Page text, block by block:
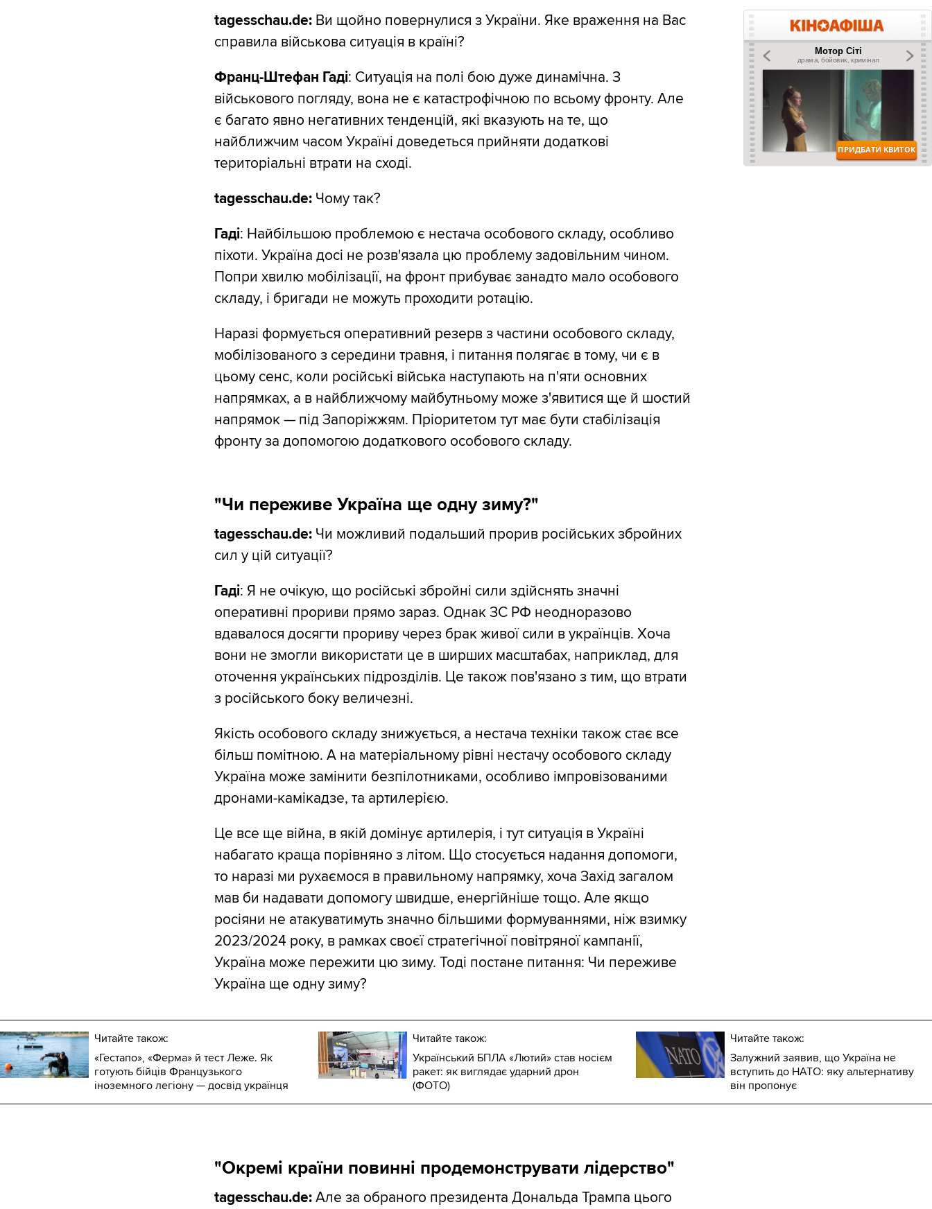
tagesschau.de:Ви щойно повернулися з України. Яке враження на Вас
справила військова ситуація в країні?
Франц-Штефан Гаді: Ситуація на полі бою дуже динамічна. З
військового погляду, вона не є катастрофічною по всьому фронту. Але
є багато явно негативних тенденцій, які вказують на те, що
найближчим часом Україні доведеться прийняти додаткові
територіальні втрати на сході.
tagesschau.de:Чому так?
Гаді: Найбільшою проблемою є нестача особового складу, особливо
піхоти. Україна досі не розв'язала цю проблему задовільним чином.
Попри хвилю мобілізації, на фронт прибуває занадто мало особового
складу, і бригади не можуть проходити ротацію.
Наразі формується оперативний резерв з частини особового складу,
мобілізованого з середини травня, і питання полягає в тому, чи є в
цьому сенс, коли російські війська наступають на п'яти основних
напрямках, а в найближчому майбутньому може з'явитися ще й шостий
напрямок — під Запоріжжям. Пріоритетом тут має бути стабілізація
фронту за допомогою додаткового особового складу.
"Чи переживе Україна ще одну зиму?"
tagesschau.de:Чи можливий подальший прорив російських збройних
сил у цій ситуації?
Гаді: Я не очікую, що російські збройні сили здійснять значні
оперативні прориви прямо зараз. Однак ЗС РФ неодноразово
вдавалося досягти прориву через брак живої сили в українців. Хоча
вони не змогли використати це в ширших масштабах, наприклад, для
оточення українських підрозділів. Це також пов'язано з тим, що втрати
з російського боку величезні.
Якість особового складу знижується, а нестача техніки також стає все
більш помітною. А на матеріальному рівні нестачу особового складу
Україна може замінити безпілотниками, особливо імпровізованими
дронами-камікадзе, та артилерією.
Це все ще війна, в якій домінує артилерія, і тут ситуація в Україні
набагато краща порівняно з літом. Що стосується надання допомоги,
то наразі ми рухаємося в правильному напрямку, хоча Захід загалом
мав би надавати допомогу швидше, енергійніше тощо. Але якщо
росіяни не атакуватимуть значно більшими формуваннями, ніж взимку
2023/2024 року, в рамках своєї стратегічної повітряної кампанії,
Україна може пережити цю зиму. Тоді постане питання: Чи переживе
Україна ще одну зиму?
Читайте також:
«Гестапо», «Ферма» й тест Леже. Як
готують бійців Французького
іноземного легіону — досвід українця
Читайте також:
Український БПЛА «Лютий» став носієм
ракет: як виглядає ударний дрон
(ФОТО)
Читайте також:
Залужний заявив, що Україна не
вступить до НАТО: яку альтернативу
він пропонує
"Окремі країни повинні продемонструвати лідерство"
tagesschau.de:Але за обраного президента Дональда Трампа цього